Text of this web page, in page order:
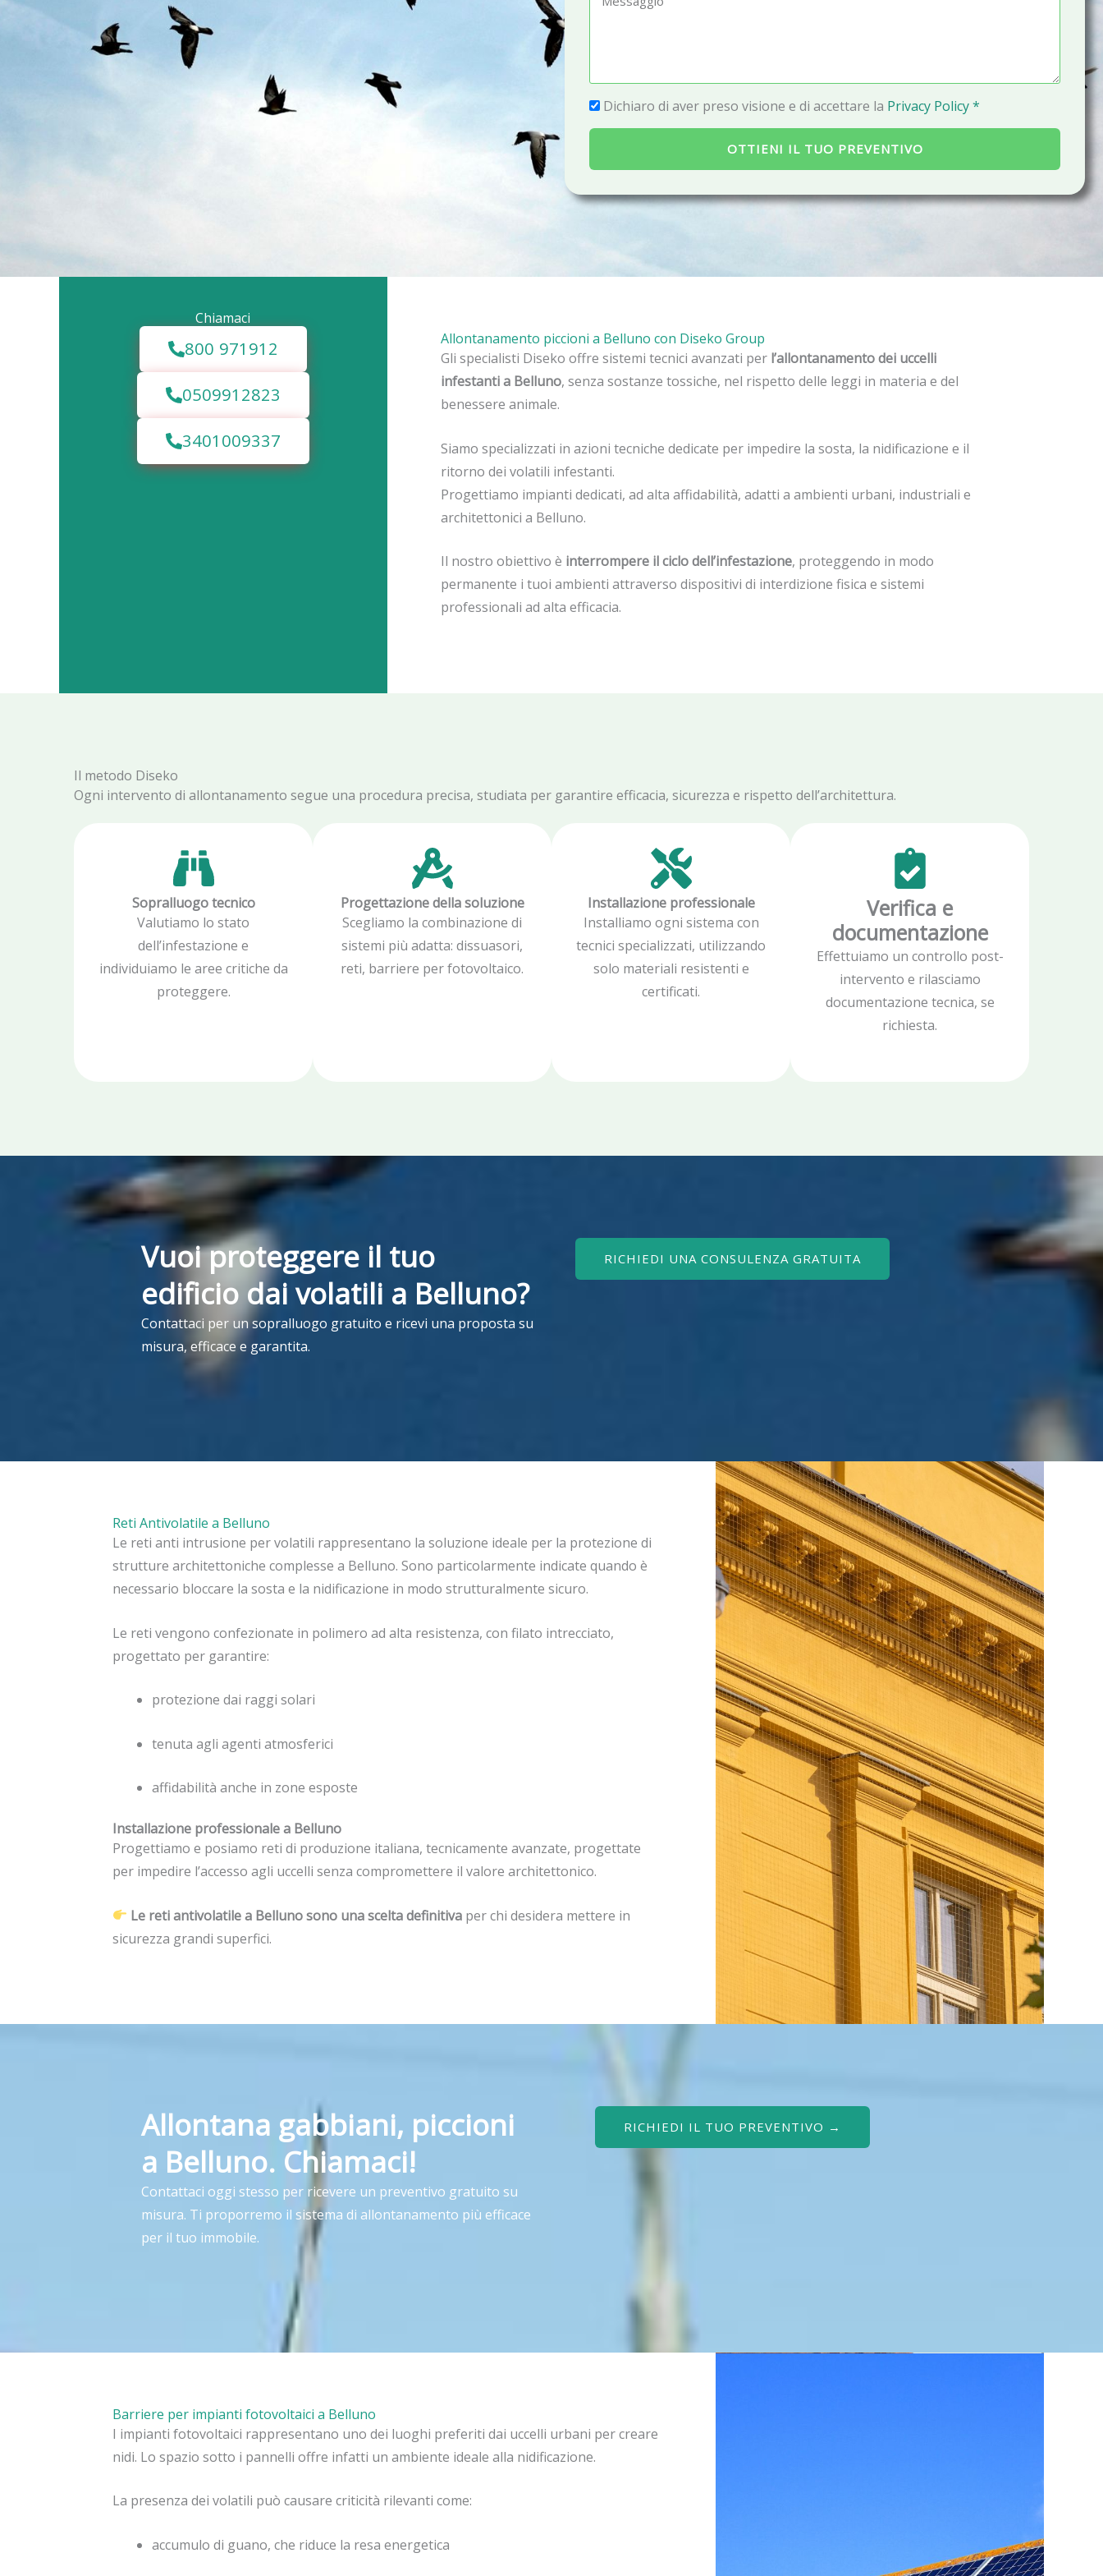
n
o
g
g
P
r
v
a
Dichiaro di aver preso visione e di accettare la Privacy Policy *
OTTIENI IL TUO PREVENTIVO
Allontanamento piccioni a Belluno con Diseko Group
Gli specialisti Diseko offre sistemi tecnici avanzati per l’allontanamento dei uccelli
infestanti a Belluno, senza sostanze tossiche, nel rispetto delle leggi in materia e del
benessere animale.
Siamo specializzati in azioni tecniche dedicate per impedire la sosta, la nidificazione e il
ritorno dei volatili infestanti.
Progettiamo impianti dedicati, ad alta affidabilità, adatti a ambienti urbani, industriali e
architettonici a Belluno.
Il nostro obiettivo è interrompere il ciclo dell’infestazione, proteggendo in modo
permanente i tuoi ambienti attraverso dispositivi di interdizione fisica e sistemi
professionali ad alta efficacia.
Chiamaci
800 971912
0509912823
3401009337
Il metodo Diseko
Ogni intervento di allontanamento segue una procedura precisa, studiata per garantire efficacia, sicurezza e rispetto dell’architettura.
Sopralluogo tecnico
Valutiamo lo stato
dell’infestazione e
individuiamo le aree critiche da
proteggere.
Progettazione della soluzione
Scegliamo la combinazione di
sistemi più adatta: dissuasori,
reti, barriere per fotovoltaico.
Installazione professionale
Installiamo ogni sistema con
tecnici specializzati, utilizzando
solo materiali resistenti e
certificati.
Verifica e
documentazione
Effettuiamo un controllo post-
intervento e rilasciamo
documentazione tecnica, se
richiesta.
Vuoi proteggere il tuo
edificio dai volatili a Belluno?
Contattaci per un sopralluogo gratuito e ricevi una proposta su
misura, efficace e garantita.
RICHIEDI UNA CONSULENZA GRATUITA
Reti Antivolatile a Belluno
Le reti anti intrusione per volatili rappresentano la soluzione ideale per la protezione di
strutture architettoniche complesse a Belluno. Sono particolarmente indicate quando è
necessario bloccare la sosta e la nidificazione in modo strutturalmente sicuro.
Le reti vengono confezionate in polimero ad alta resistenza, con filato intrecciato,
progettato per garantire:
protezione dai raggi solari
tenuta agli agenti atmosferici
affidabilità anche in zone esposte
Installazione professionale a Belluno
Progettiamo e posiamo reti di produzione italiana, tecnicamente avanzate, progettate
per impedire l’accesso agli uccelli senza compromettere il valore architettonico.
Le reti antivolatile a Belluno sono una scelta definitiva per chi desidera mettere in
sicurezza grandi superfici.
Allontana gabbiani, piccioni
a Belluno. Chiamaci!
Contattaci oggi stesso per ricevere un preventivo gratuito su
misura. Ti proporremo il sistema di allontanamento più efficace
per il tuo immobile.
RICHIEDI IL TUO PREVENTIVO →
Barriere per impianti fotovoltaici a Belluno
I impianti fotovoltaici rappresentano uno dei luoghi preferiti dai uccelli urbani per creare
nidi. Lo spazio sotto i pannelli offre infatti un ambiente ideale alla nidificazione.
La presenza dei volatili può causare criticità rilevanti come:
accumulo di guano, che riduce la resa energetica